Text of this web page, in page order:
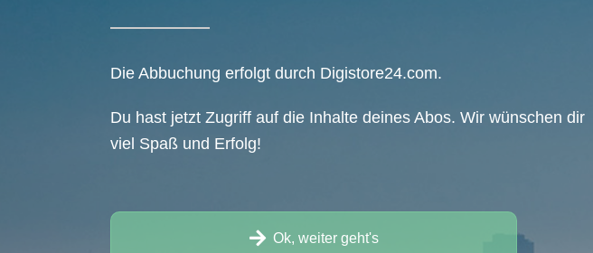
Die Abbuchung erfolgt durch Digistore24.com.
Du hast jetzt Zugriff auf die Inhalte deines Abos. Wir wünschen dir
viel Spaß und Erfolg!
Ok, weiter geht's